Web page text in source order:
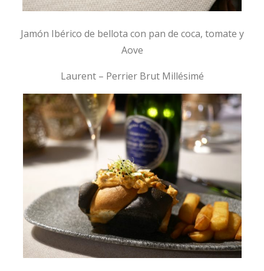
Jamón Ibérico de bellota con pan de coca, tomate y
Aove
Laurent – Perrier Brut Millésimé